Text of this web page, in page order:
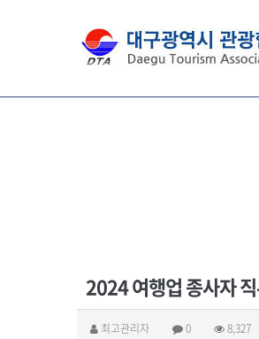
2024 여행업 종사자
최고관리자 0 8,327